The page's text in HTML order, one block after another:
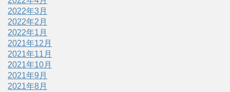
2022年3月
2022年2月
2022年1月
2021年12月
2021年11月
2021年10月
2021年9月
2021年8月